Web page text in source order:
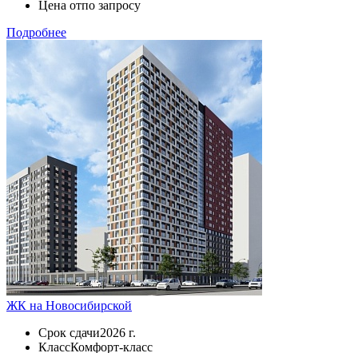
Цена отпо запросу
Подробнее
ЖК на Новосибирской
Срок сдачи2026 г.
КлассКомфорт-класс